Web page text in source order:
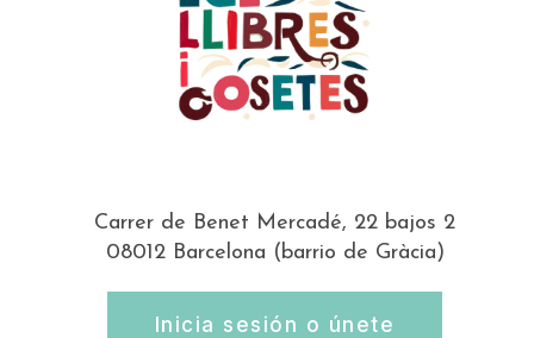
Carrer de Benet Mercadé, 22 bajos 2
08012 Barcelona (barrio de Gràcia)
Inicia sesión o únete